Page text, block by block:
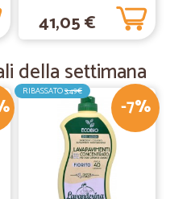
41,05 €
della settimana
-7%
RIBASSATO3,49€